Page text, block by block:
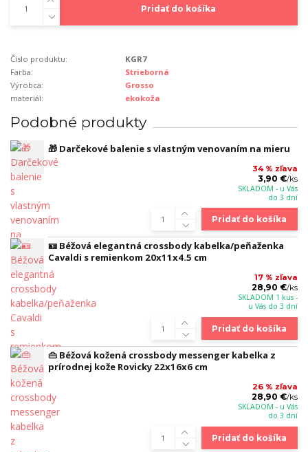
Pridať do košíka
Číslo produktu:
KGR7
Farba:
Strieborná
Výrobca:
Grosso
materiál:
ekokoža
Podobné produkty
🎁 Darčekové balenie s vlastným venovaním na mieru
34 % zľava
3,90 €/ks
SKLADOM - u Vás
do 3 dní
Pridať do košíka
🪪 Béžová elegantná crossbody kabelka/peňaženka
Cavaldi s remienkom 20x11x4.5 cm
17 % zľava
28,90 €/ks
SKLADOM 1 kus -
u Vás do 3 dní
Pridať do košíka
👜 Béžová kožená crossbody messenger kabelka z
prírodnej kože Rovicky 22x16x6 cm
26 % zľava
28,90 €/ks
SKLADOM - u Vás
do 3 dní
Pridať do košíka